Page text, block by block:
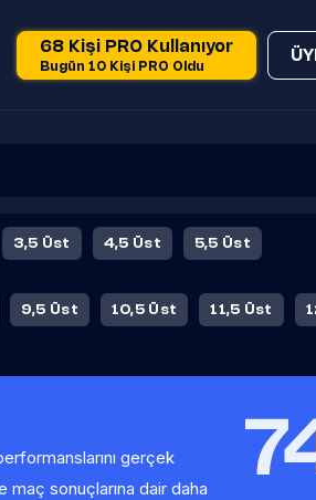
68 Kişi PRO Kullanıyor
Bugün 10 Kişi PRO Oldu
3,5 Üst 4,5 Üst 5,5 Üst
9,5 Üst 10,5 Üst 11,5 Üst
gerçek
maç sonuçlarına dair daha